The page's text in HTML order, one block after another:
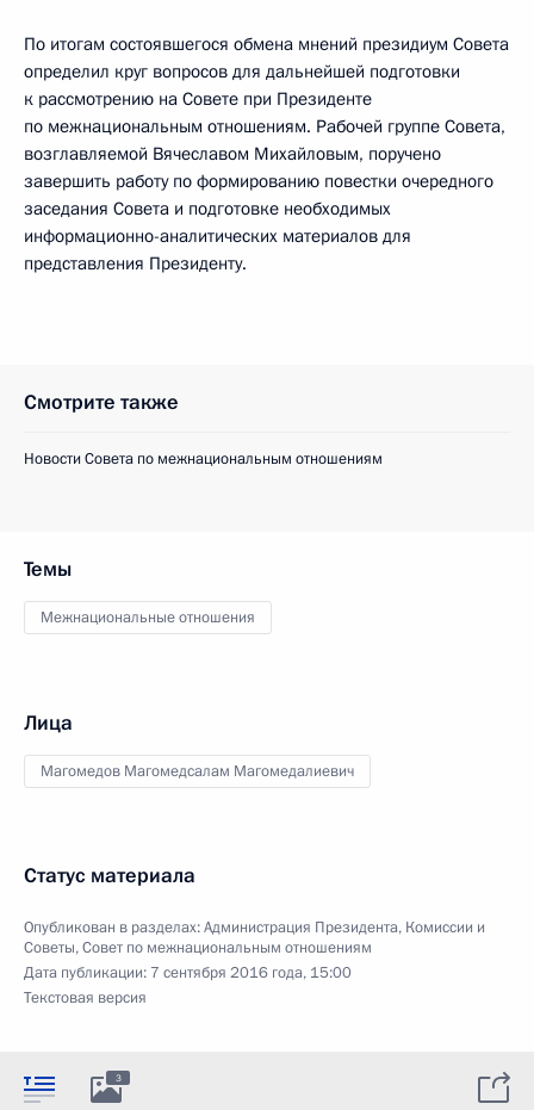
По итогам состоявшегося обмена мнений президиум Совета
определил круг вопросов для дальнейшей подготовки
к рассмотрению на Совете при Президенте
по межнациональным отношениям. Рабочей группе Совета,
возглавляемой Вячеславом Михайловым, поручено
завершить работу по формированию повестки очередного
заседания Совета и подготовке необходимых
информационно-аналитических материалов для
представления Президенту.
Смотрите также
Новости Совета по межнациональным отношениям
Темы
Межнациональные отношения
Лица
Магомедов Магомедсалам Магомедалиевич
Статус материала
Опубликован в разделах:Администрация Президента, Комиссии и
Советы,Совет по межнациональным отношениям
Дата публикации: 7 сентября 2016 года, 15:00
Текстовая версия
3